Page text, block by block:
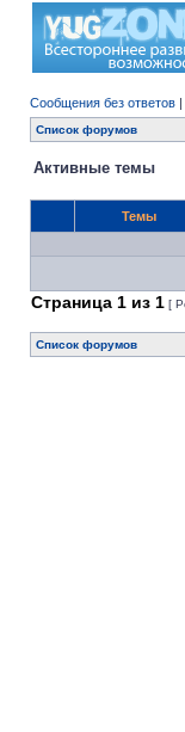
Сообщения без ответов |
Список форумов
Активные темы
Темы
Страница 1 из 1 [
Список форумов